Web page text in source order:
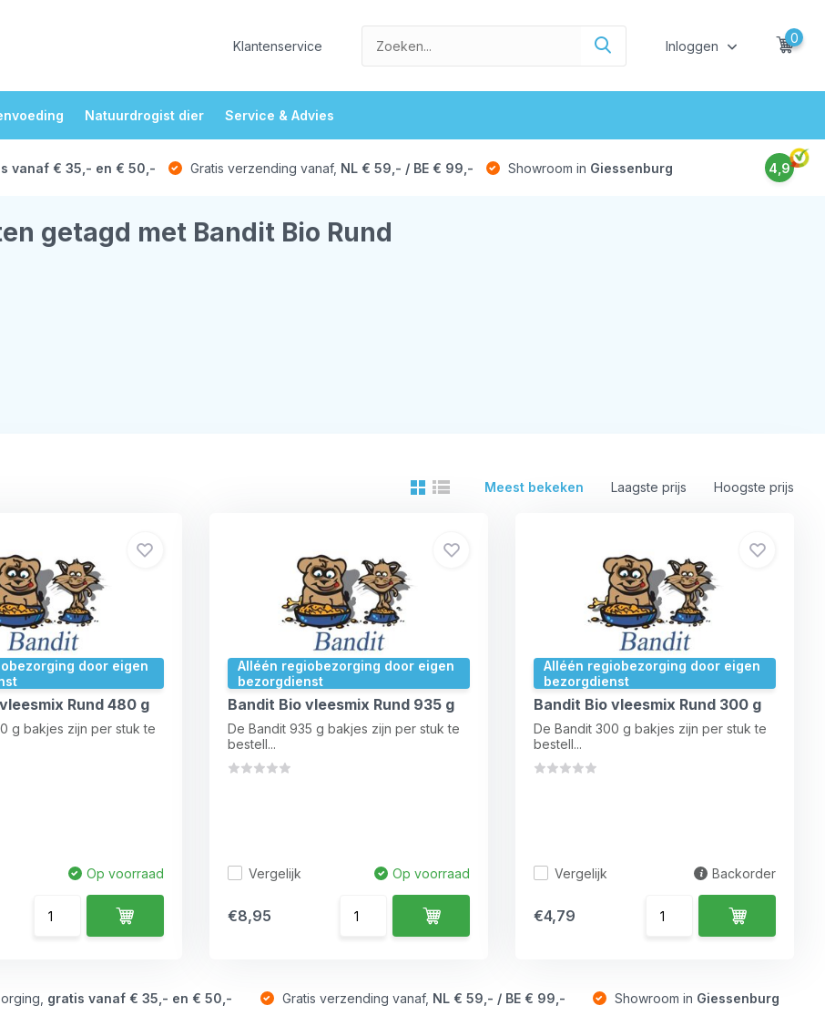
Klantenservice Inloggen
0
Natuurdrogist dier Service & Advies
vanaf € 35,- en € 50,- Gratis verzending vanaf, NL € 59,- / BE € 99,- Showroom in Giessenburg 4,9
getagd met Bandit Bio Rund
Meest bekeken Laagste prijs Hoogste prijs
door eigen
Rund 480 g
g bakjes zijn per stuk te
Op voorraad
Alléén regiobezorging door eigen
bezorgdienst
Bandit Bio vleesmix Rund 935 g
De Bandit 935 g bakjes zijn per stuk te
bestell...
Vergelijk Op voorraad
€8,95
Alléén regiobezorging door eigen
bezorgdienst
Bandit Bio vleesmix Rund 300 g
De Bandit 300 g bakjes zijn per stuk te
bestell...
Vergelijk Backorder
€4,79
gratis vanaf € 35,- en € 50,- Gratis verzending vanaf, NL € 59,- / BE € 99,- Showroom in Giessenburg